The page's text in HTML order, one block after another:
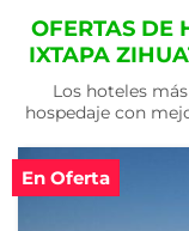
OFERTAS DE
IXTAPA
Los hoteles
hospedaje con
En Oferta